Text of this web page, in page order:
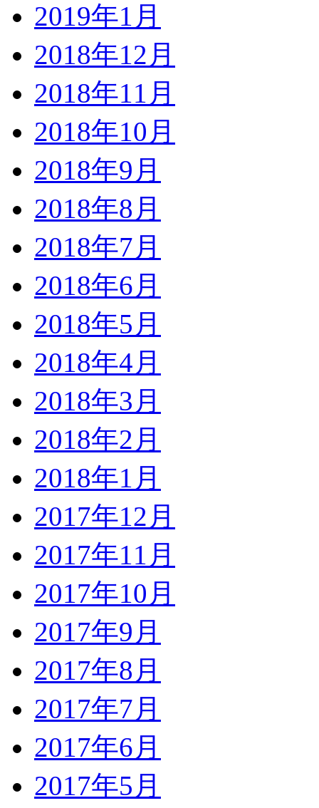
2019年1月
2018年12月
2018年11月
2018年10月
2018年9月
2018年8月
2018年7月
2018年6月
2018年5月
2018年4月
2018年3月
2018年2月
2018年1月
2017年12月
2017年11月
2017年10月
2017年9月
2017年8月
2017年7月
2017年6月
2017年5月